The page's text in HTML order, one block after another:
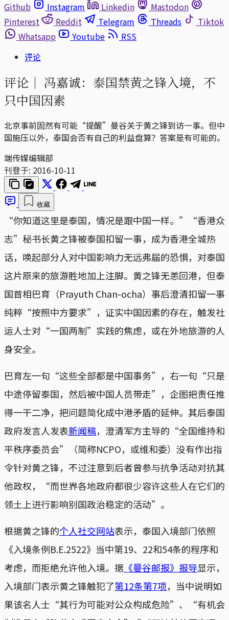
Github
Instagram Linkedin
Mastodon
Pinterest
Reddit Telegram Threads
Tiktok
Whatsapp
Youtube
RSS
评论
评论｜ 冯嘉诚：泰国禁黄之锋入境，不
只中国因素
北京事前固然有可能“提醒”曼谷关于黄之锋到访一事。但中
国施压以外，泰国会否有自己的利益盘算？答案是有可能的。
端传媒编辑部
刊登于: 2016-10-11
收藏
“你知道这里是泰国，情况是跟中国一样。”“香港众
志”秘书长黄之锋被泰国扣留一事，成为香港全城热
话，唤起部分人对中国影响力无远弗届的恐惧，对泰国
这片原来的旅游胜地加上注脚。黄之锋无恙回港，但泰
国首相巴育（Prayuth Chan-ocha）事后澄清扣留一事
纯粹“按照中方要求”，证实中国因素的存在，触发社
运人士对“一国两制”实践的焦虑，或在外地旅游的人
身安全。
巴育左一句“这些全部都是中国事务”，右一句“只是
中途停留泰国，然后被中国人员带走”，企图把责任推
得一干二净，把问题简化成中港矛盾的延伸。其后泰国
政府发言人发表新闻稿，澄清军方主导的“全国维持和
平秩序委员会”（简称NCPO，或维和委）没有作出指
令针对黄之锋，不过注意到后者曾参与抗争活动对抗其
他政权，“而世界各地政府都很少容许这些人在它们的
领土上进行影响别国政治稳定的活动”。
根据黄之锋的个人社交网站表示，泰国入境部门依照
《入境条例B.E.2522》当中第19、22和54条的程序和
考虑，而拒绝允许他入境。据 《曼谷邮报》报导显示，
入境部门表示黄之锋触犯了第12条第7项，当中说明如
果该名人士“其行为可能对公众构成危险”、“有机会